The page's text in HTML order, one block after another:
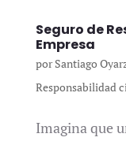
Seguro de
Empresa
porSantiago
Responsabilidad
Imagina que